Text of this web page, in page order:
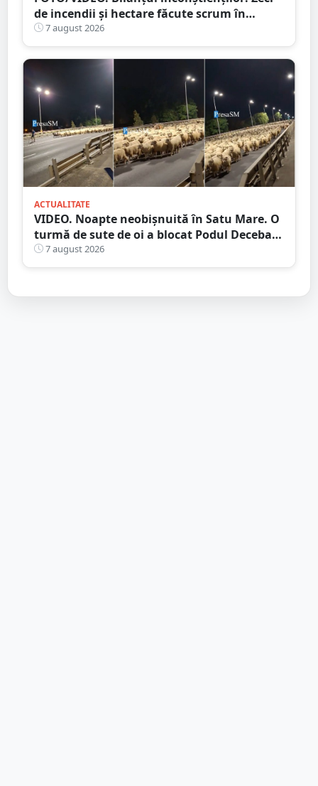
de incendii și hectare făcute scrum în
județul Satu Mare
7 august 2026
ACTUALITATE
VIDEO. Noapte neobișnuită în Satu Mare. O
turmă de sute de oi a blocat Podul Decebal.
Gest de apreciat al ciobanului
7 august 2026